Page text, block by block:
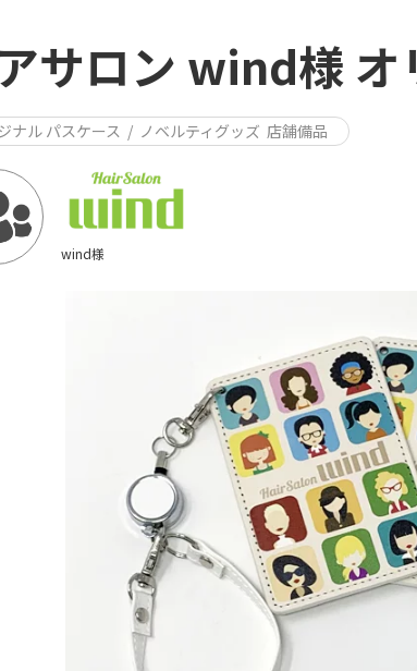
サロン wind様 オ
ナル パスケース / ノベルティグッズ 店舗備品
wind様